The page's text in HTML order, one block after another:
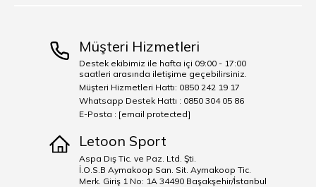
Müşteri Hizmetleri
Destek ekibimiz ile hafta içi 09:00 - 17:00
saatleri arasında iletişime geçebilirsiniz.
Müşteri Hizmetleri Hattı: 0850 242 19 17
Whatsapp Destek Hattı : 0850 304 05 86
E-Posta : [email protected]
Letoon Sport
Aspa Dış Tic. ve Paz. Ltd. Şti.
İ.O.S.B Aymakoop San. Sit. Aymakoop Tic.
Merk. Giriş 1 No: 1A 34490 Başakşehir/İstanbul